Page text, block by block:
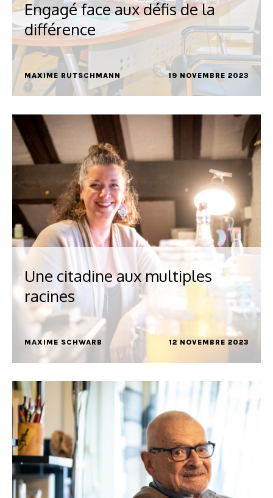
Engagé face aux défis de la
différence
MAXIME RUTSCHMANN 19 NOVEMBRE 2023
Une citadine aux multiples
racines
MAXIME SCHWARB 12 NOVEMBRE 2023